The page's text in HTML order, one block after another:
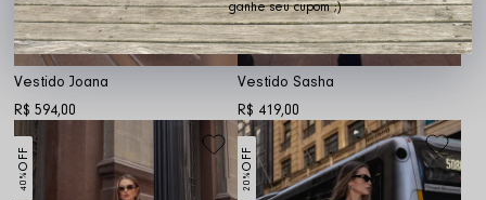
Vestido Joana
R$ 594,00
Vestido Sasha
R$ 419,00
40%
OFF
20%
OFF
ganhe seu cupom ;)